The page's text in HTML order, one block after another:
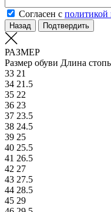
Согласен с политикой
Назад Подтвердить
РАЗМЕР
Размер обуви Длина
33 21
34 21.5
35 22
36 23
37 23.5
38 24.5
39 25
40 25.5
41 26.5
42 27
43 27.5
44 28.5
45 29